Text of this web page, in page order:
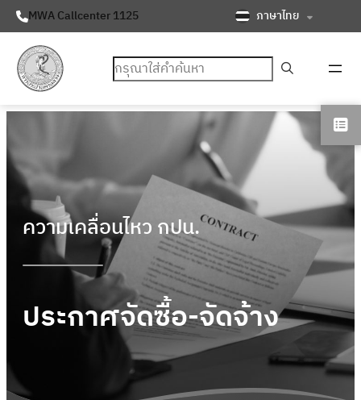
MWA Callcenter 1125 ภาษาไทย
ค้นหา
ความเคลื่อนไหว กปน.
ประกาศจัดซื้อ-จัดจ้าง